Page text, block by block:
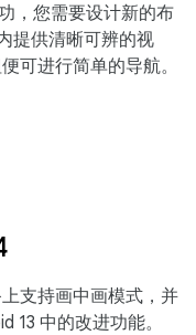
，您需要设计新的布
提供清晰可辨的视
可进行简单的导航。
支持画中画模式，并
13 中的改进功能。